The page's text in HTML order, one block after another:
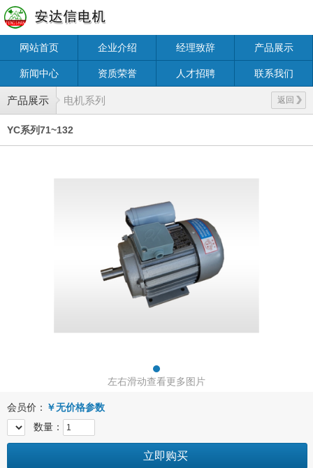
网站首页 企业介绍 经理致辞 产品展示
新闻中心 资质荣誉 人才招聘 联系我们
产品展示 返回
电机系列
YC系列71~132
左右滑动查看更多图片
会员价： ￥无价格参数
数量：
立即购买